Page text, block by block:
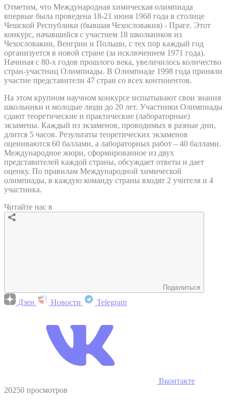
Отметим, что Международная химическая олимпиада
впервые была проведена 18-21 июня 1968 года в столице
Чешской Республики (бывшая Чехословакия) - Праге. Этот
конкурс, начавшийся с участием 18 школьников из
Чехословакии, Венгрии и Польши, с тех пор каждый год
организуется в новой стране (за исключением 1971 года).
Начиная с 80-х годов прошлого века, увеличилось количество
стран-участниц Олимпиады. В Олимпиаде 1998 года приняли
участие представители 47 стран со всех континентов.
На этом крупном научном конкурсе испытывают свои знания
школьники и молодые люди до 20 лет. Участники Олимпиады
сдают теоретические и практические (лабораторные)
экзамены. Каждый из экзаменов, проводимых в разные дни,
длится 5 часов. Результаты теоретических экзаменов
оцениваются 60 баллами, а лабораторных работ – 40 баллами.
Международное жюри, сформированное из двух
представителей каждой страны, обсуждает ответы и дает
оценку. По правилам Международной химической
олимпиады, в каждую команду страны входят 2 учителя и 4
участника.
Читайте нас в
Поделиться
Дзен Новости Telegram
Вконтакте
20250 просмотров